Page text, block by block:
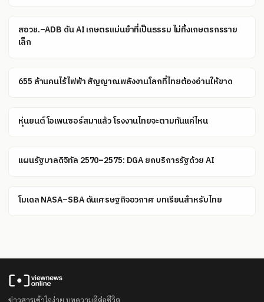
สอวช.–ADB ดัน AI เกษตรแม่นยำที่เป็นธรรม ไม่ทิ้งเกษตรกรราย
เล็ก
655 ล้านคนไร้ไฟฟ้า สัญญาณพลังงานโลกที่ไทยต้องอ่านให้ขาด
หุ่นยนต์โอเพนซอร์สมาแล้ว โรงงานไทยจะตามทันแค่ไหน
แผนรัฐบาลดิจิทัล 2570–2575: DGA ยกบริการรัฐด้วย AI
โมเดล NASA–SBA ดันเศรษฐกิจอวกาศ บทเรียนสำหรับไทย
ข่าวสารเข้าใจง่าย บทความดีต่อชีวิต